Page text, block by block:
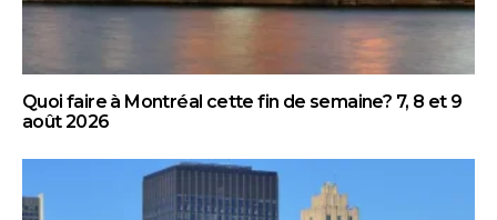
Quoi faire à Montréal cette fin de semaine? 7, 8 et 9
août 2026